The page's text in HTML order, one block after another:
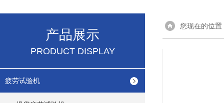
产品展示
PRODUCT DISPLAY
疲劳试验机
您现在的位置